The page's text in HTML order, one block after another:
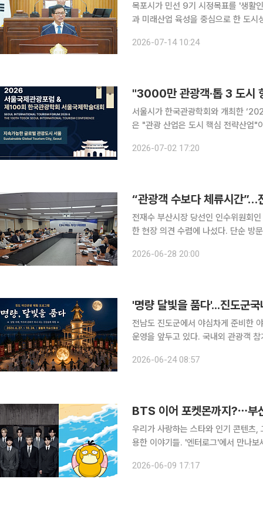
목포시가 민선 9기 시정목표를 '생활
과 미래산업 육성을 중심으로 한 도시성장 전략을 본격
2026-07-14 10:24
서울시가 한국관광학회와 개최한
은 "관광 산업은 도시 핵심 전략산업"이라며 적극
계, 공공기관과 학계 관계자 등 900
2026-07-02 17:20
“관광객 수보다 체류시간”…
전재수 부산시장 당선인 인수위원회
한 현장 의견 수렴에 나섰다. 단순 방문객 유치 경쟁에서 벗어나 체류형·소비형 관광도시로의 전환
크루즈·해양레저 관광과 관광산업 전
2026-06-28 20:00
'명량 달빛을 품다'...진도군
전남도 진도군에서 야심차게 준비한
운영을 앞두고 있다. 국내외 관광객 참가 문의가 이어지며 큰 관심을 받고 있다. '명량, 달빛을 품
2026-06-24 08:57
BTS 이어 포켓몬까지?⋯부
우리가 사랑하는 스타와 인기 콘텐츠
용한 이야기들. '엔터로그'에서 만나보세요. 글로벌 팬덤을 움직이는 대형 스타(?)들이
도 유명한 포켓몬스터(포켓몬)까지 부
2026-06-09 17:17